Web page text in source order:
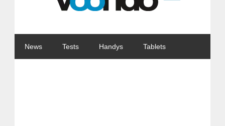
News Tests Handys Tablets